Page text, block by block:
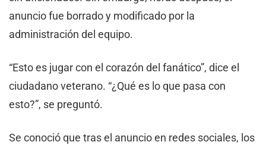
anuncio fue borrado y modificado por la
administración del equipo.
“Esto es jugar con el corazón del fanático”, dice el
ciudadano veterano. “¿Qué es lo que pasa con
esto?”, se preguntó.
Se conoció que tras el anuncio en redes sociales, los